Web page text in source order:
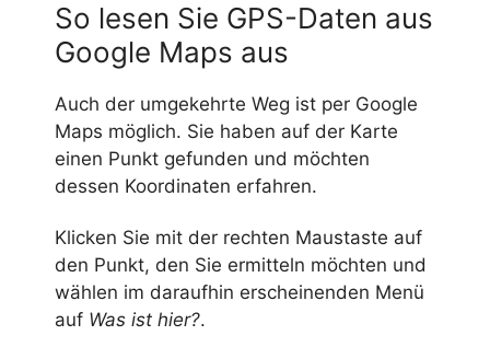
So lesen Sie GPS-Daten aus
Google Maps aus
Auch der umgekehrte Weg ist per Google
Maps möglich. Sie haben auf der Karte
einen Punkt gefunden und möchten
dessen Koordinaten erfahren.
Klicken Sie mit der rechten Maustaste auf
den Punkt, den Sie ermitteln möchten und
wählen im daraufhin erscheinenden Menü
auf Was ist hier?.